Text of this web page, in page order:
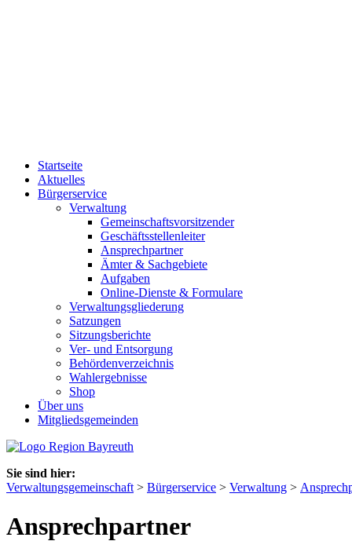
Startseite
Aktuelles
Bürgerservice
Verwaltung
Gemeinschaftsvorsitzender
Geschäftsstellenleiter
Ansprechpartner
Ämter & Sachgebiete
Aufgaben
Online-Dienste & Formulare
Verwaltungsgliederung
Satzungen
Sitzungsberichte
Ver- und Entsorgung
Behördenverzeichnis
Wahlergebnisse
Shop
Über uns
Mitgliedsgemeinden
Sie sind hier:
Verwaltungsgemeinschaft > Bürgerservice > Verwaltung >
Ansprechpartner